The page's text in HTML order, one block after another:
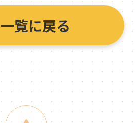
一覧に戻る